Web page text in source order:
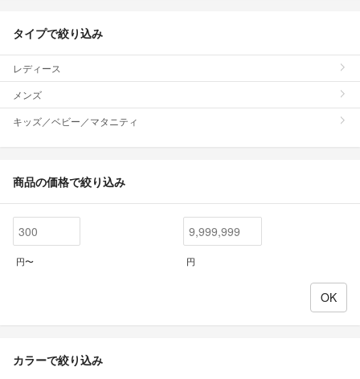
タイプで絞り込み
レディース
メンズ
キッズ／ベビー／マタニティ
商品の価格で絞り込み
円〜 円
カラーで絞り込み